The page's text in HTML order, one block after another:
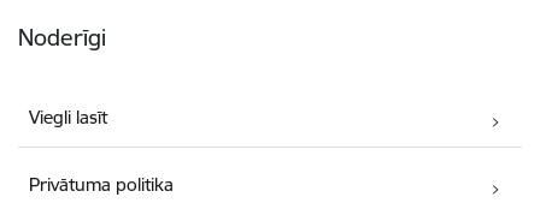
Noderīgi
Viegli lasīt
Privātuma politika